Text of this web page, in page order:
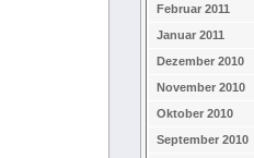
Februar 2011
Januar 2011
Dezember 2010
November 2010
Oktober 2010
September 2010